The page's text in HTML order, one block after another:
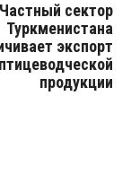
Частный сектор
Туркменистана
экспорт
птицеводческой
продукции